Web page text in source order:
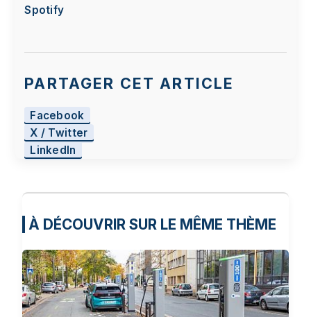
Spotify
PARTAGER CET ARTICLE
Facebook
X / Twitter
LinkedIn
À DÉCOUVRIR SUR LE MÊME THÈME